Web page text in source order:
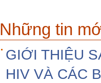
Những tin
GIỚI THIỆU
HIV VÀ CÁC